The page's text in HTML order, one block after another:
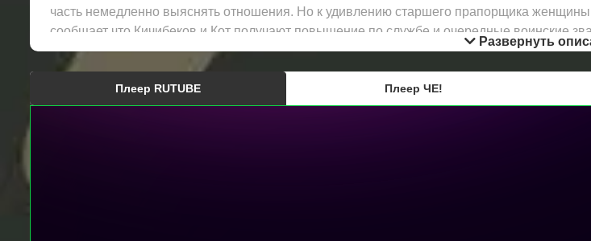
часть немедленно выяснять отношения. Но к удивлению старшего прапорщика
сообщает что Кичибеков и Кот получают повышение по службе и очередные воинские
прививку от гриппа. Оказывается, что два солдата очень бояться уколов, они
девушку не обмануть.
Развернуть
Плеер RUTUBE Плеер ЧЕ!